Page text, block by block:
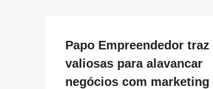
Papo Empreendedor
valiosas para alavancar
negócios com marketing